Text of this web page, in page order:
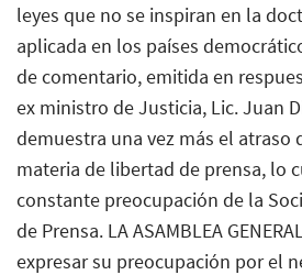
leyes que no se inspiran en la
aplicada en los países
de comentario, emitida en
ex ministro de Justicia, Lic. Juan
demuestra una vez más el atraso
materia de libertad de prensa, lo
constante preocupación de la
de Prensa. LA ASAMBLEA
expresar su preocupación por el